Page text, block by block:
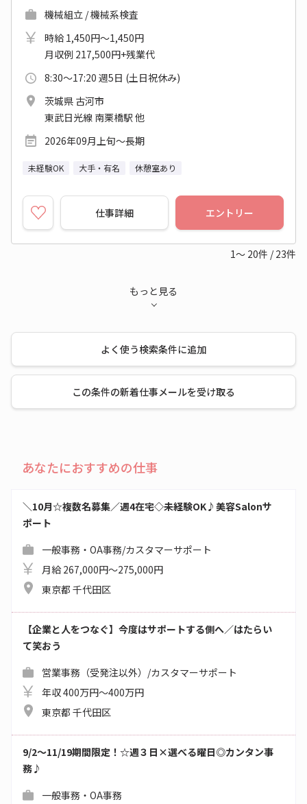
機械組立 / 機械系検査
時給 1,450円～1,450円
月収例 217,500円+残業代
8:30～17:20 週5日 (土日祝休み)
茨城県 古河市
東武日光線 南栗橋駅 他
2026年09月上旬～長期
未経験OK 大手・有名 休憩室あり
仕事詳細 エントリー
1～ 20件 / 23件
もっと見る
よく使う検索条件に追加
この条件の新着仕事メールを受け取る
あなたにおすすめの仕事
＼10月☆複数名募集／週4在宅◇未経験OK♪美容Salonサ
ポート
一般事務・OA事務/カスタマーサポート
月給 267,000円～275,000円
東京都 千代田区
【企業と人をつなぐ】今度はサポートする側へ／はたらい
て笑おう
営業事務（受発注以外）/カスタマーサポート
年収 400万円～400万円
東京都 千代田区
9/2～11/19期間限定！☆週３日×選べる曜日◎カンタン事
務♪
一般事務・OA事務